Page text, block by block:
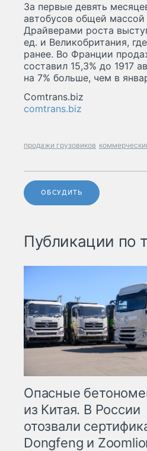
За первые девять
автобусов общей
Драйверами роста
ед. и Великобритания,
ранее. Во Франции
составил 15,3% до 1917
на 7% больше, чем в
Comtrans.biz
comtrans.biz
продажи грузовиков
ОБСУДИТЬ
Публикации по
Опасные
из Китая. В России
отозвали
Dongfeng и